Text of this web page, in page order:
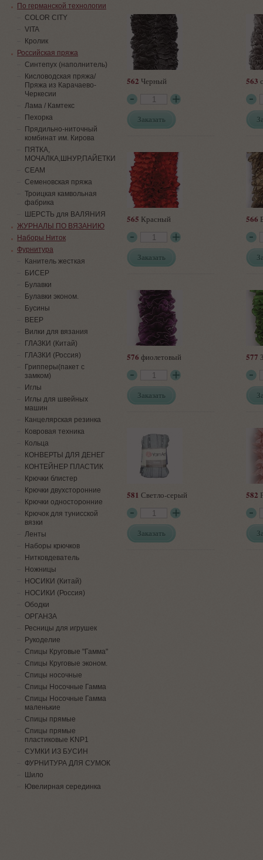
562 Черный
Заказать
563
565 Красный
Заказать
566
576 фиолетовый
Заказать
577
581 Светло-серый
Заказать
582
По германской технологии
COLOR CITY
VITA
Кролик
Российская пряжа
Синтепух (наполнитель)
Кисловодская пряжа/
Пряжа из Карачаево-
Черкесии
Лама / Камтекс
Пехорка
Прядильно-ниточный
комбинат им. Кирова
ПЯТКА,
МОЧАЛКА,ШНУР,ПАЙЕТКИ
СЕАМ
Семеновская пряжа
Троицкая камвольная
фабрика
ШЕРСТЬ для ВАЛЯНИЯ
ЖУРНАЛЫ ПО ВЯЗАНИЮ
Наборы Ниток
Фурнитура
Канитель жесткая
БИСЕР
Булавки
Булавки эконом.
Бусины
ВЕЕР
Вилки для вязания
ГЛАЗКИ (Китай)
ГЛАЗКИ (Россия)
Грипперы(пакет с
замком)
Иглы
Иглы для швейных
машин
Канцелярская резинка
Ковровая техника
Кольца
КОНВЕРТЫ ДЛЯ ДЕНЕГ
КОНТЕЙНЕР ПЛАСТИК
Крючки блистер
Крючки двухсторонние
Крючки односторонние
Крючок для тунисской
вязки
Ленты
Наборы крючков
Нитковдеватель
Ножницы
НОСИКИ (Китай)
НОСИКИ (Россия)
Ободки
ОРГАНЗА
Ресницы для игрушек
Рукоделие
Спицы Круговые "Гамма"
Спицы Круговые эконом.
Спицы носочные
Спицы Носочные Гамма
Спицы Носочные Гамма
маленькие
Спицы прямые
Спицы прямые
пластиковые KNP1
СУМКИ ИЗ БУСИН
ФУРНИТУРА ДЛЯ СУМОК
Шило
Ювелирная серединка